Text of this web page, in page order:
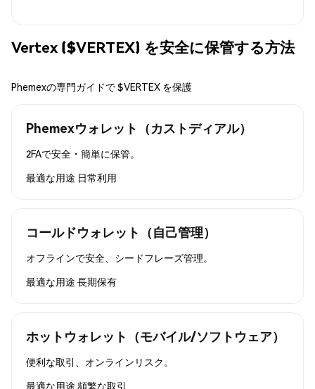
Vertex ($VERTEX) を安全に保管する方法
Phemexの専門ガイドで $VERTEX を保護
Phemexウォレット（カストディアル）
2FAで安全・簡単に保管。
最適な用途 日常利用
コールドウォレット（自己管理）
オフラインで安全、シードフレーズ管理。
最適な用途 長期保有
ホットウォレット（モバイル/ソフトウェア）
便利な取引、オンラインリスク。
最適な用途 頻繁な取引